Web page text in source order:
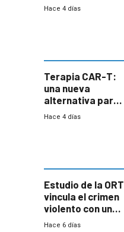
2026
Hace 4 días
Terapia CAR-T:
una nueva
alternativa para
niños y
Hace 4 días
Estudio de la ORT
vincula el crimen
violento con una
menor creación
Hace 6 días